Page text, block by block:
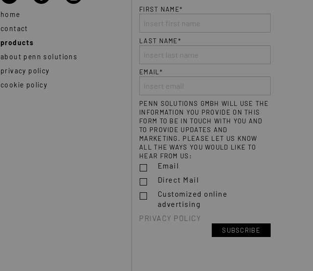
home
contact
products
about penn solutions
privacy policy
cookie policy
FIRST NAME*
LAST NAME*
EMAIL*
PENN SOLUTIONS GMBH WILL USE THE
INFORMATION YOU PROVIDE ON THIS
FORM TO BE IN TOUCH WITH YOU AND
TO PROVIDE UPDATES AND
MARKETING. PLEASE LET US KNOW
ALL THE WAYS YOU WOULD LIKE TO
HEAR FROM US:
Email
Direct Mail
Customized online
advertising
PRIVACY POLICY
SUBSCRIBE